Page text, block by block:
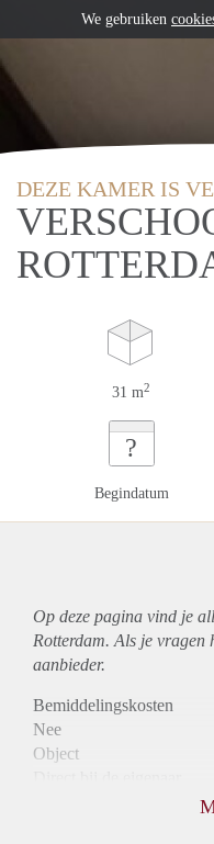
DEZE KAMER IS
31 m2
?
Begindatum
Op deze pagina vind je
Rotterdam. Als je vragen
aanbieder.
Bemiddelingskosten
Nee
Object
We gebruiken